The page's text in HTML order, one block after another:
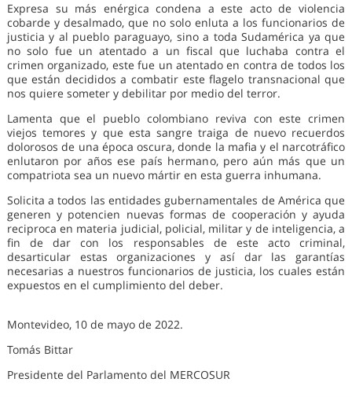
Expresa su más enérgica condena a este acto de violencia
cobarde y desalmado, que no solo enluta a los funcionarios de
justicia y al pueblo paraguayo, sino a toda Sudamérica ya que
no solo fue un atentado a un fiscal que luchaba contra el
crimen organizado, este fue un atentado en contra de todos los
que están decididos a combatir este flagelo transnacional que
nos quiere someter y debilitar por medio del terror.
Lamenta que el pueblo colombiano reviva con este crimen
viejos temores y que esta sangre traiga de nuevo recuerdos
dolorosos de una época oscura, donde la mafia y el narcotráfico
enlutaron por años ese país hermano, pero aún más que un
compatriota sea un nuevo mártir en esta guerra inhumana.
Solicita a todos las entidades gubernamentales de América que
generen y potencien nuevas formas de cooperación y ayuda
reciproca en materia judicial, policial, militar y de inteligencia, a
fin de dar con los responsables de este acto criminal,
desarticular estas organizaciones y así dar las garantías
necesarias a nuestros funcionarios de justicia, los cuales están
expuestos en el cumplimiento del deber.
Montevideo, 10 de mayo de 2022.
Tomás Bittar
Presidente del Parlamento del MERCOSUR